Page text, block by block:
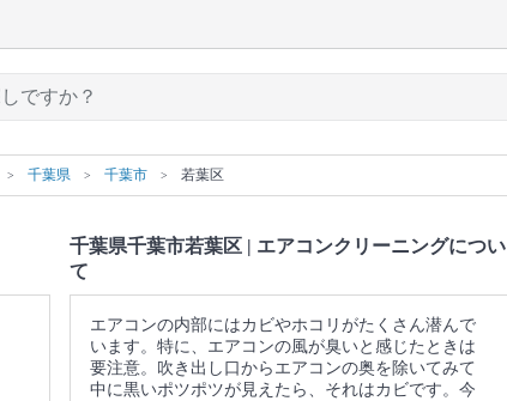
千葉県 千葉市 若葉区
千葉県千葉市若葉区 | エアコンクリーニングについ
て
エアコンの内部にはカビやホコリがたくさん潜んで
います。特に、エアコンの風が臭いと感じたときは
要注意。吹き出し口からエアコンの奥を除いてみて
中に黒いポツポツが見えたら、それはカビです。今